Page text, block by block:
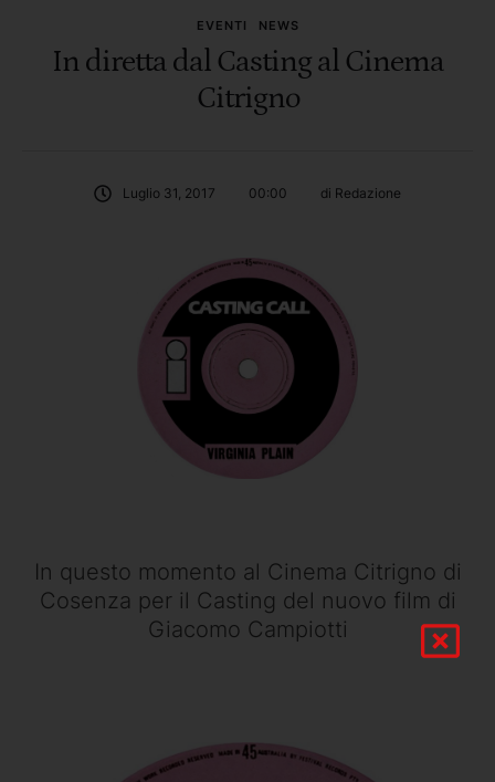
EVENTI NEWS
In diretta dal Casting al Cinema
Citrigno
Luglio 31, 2017 00:00 di Redazione
In questo momento al Cinema Citrigno di
Cosenza per il Casting del nuovo film di
Giacomo Campiotti